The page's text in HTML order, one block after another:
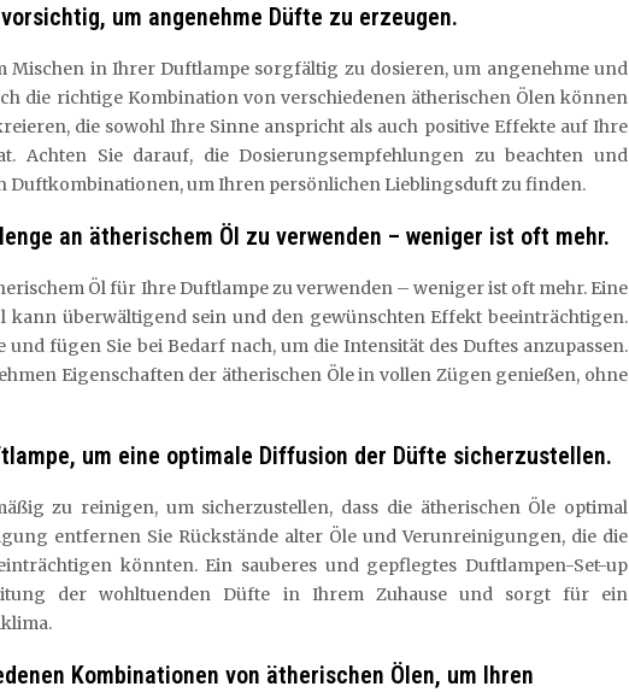
um angenehme Düfte zu erzeugen.
Mischen in Ihrer Duftlampe sorgfältig zu dosieren, um angenehme und
die richtige Kombination von verschiedenen ätherischen Ölen können
die sowohl Ihre Sinne anspricht als auch positive Effekte auf Ihre
Achten Sie darauf, die Dosierungsempfehlungen zu beachten und
Duftkombinationen, um Ihren persönlichen Lieblingsduft zu finden.
an ätherischem Öl zu verwenden – weniger ist oft mehr.
Öl für Ihre Duftlampe zu verwenden – weniger ist oft mehr. Eine
kann überwältigend sein und den gewünschten Effekt beeinträchtigen.
fügen Sie bei Bedarf nach, um die Intensität des Duftes anzupassen.
Eigenschaften der ätherischen Öle in vollen Zügen genießen, ohne
um eine optimale Diffusion der Düfte sicherzustellen.
zu reinigen, um sicherzustellen, dass die ätherischen Öle optimal
entfernen Sie Rückstände alter Öle und Verunreinigungen, die die
könnten. Ein sauberes und gepflegtes Duftlampen-Set-up
der wohltuenden Düfte in Ihrem Zuhause und sorgt für ein
Kombinationen von ätherischen Ölen, um Ihren